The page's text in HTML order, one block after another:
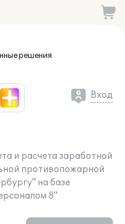
решения
Вход
и расчета заработной
противопожарной
на базе
8"